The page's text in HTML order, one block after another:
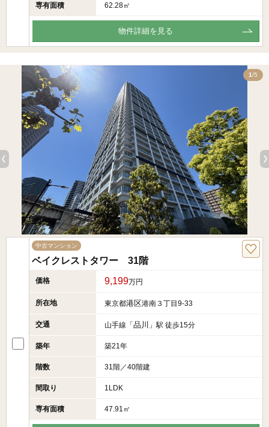
専有面積 62.28㎡
物件詳細を見る
1/5
中古マンション
ベイクレストタワー 31階
価格 9,199万円
所在地 東京都港区港南３丁目9-33
交通 山手線「 品川 」駅 徒歩15分
築年 築21年
階数 31階／40階建
間取り 1LDK
専有面積 47.91㎡